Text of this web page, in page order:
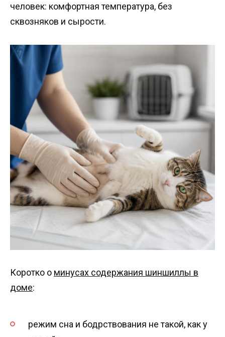
человек: комфортная температура, без
сквозняков и сырости.
Коротко о минусах содержания шиншиллы в
доме:
режим сна и бодрствования не такой, как у